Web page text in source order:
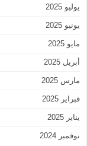
يوليو 2025
يونيو 2025
مايو 2025
أبريل 2025
مارس 2025
فبراير 2025
يناير 2025
نوفمبر 2024